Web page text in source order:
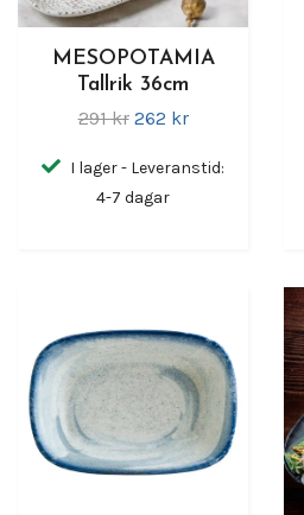
MESOPOTAMIA
Tallrik 36cm
291 kr 262 kr
I lager - Leveranstid:
4-7 dagar